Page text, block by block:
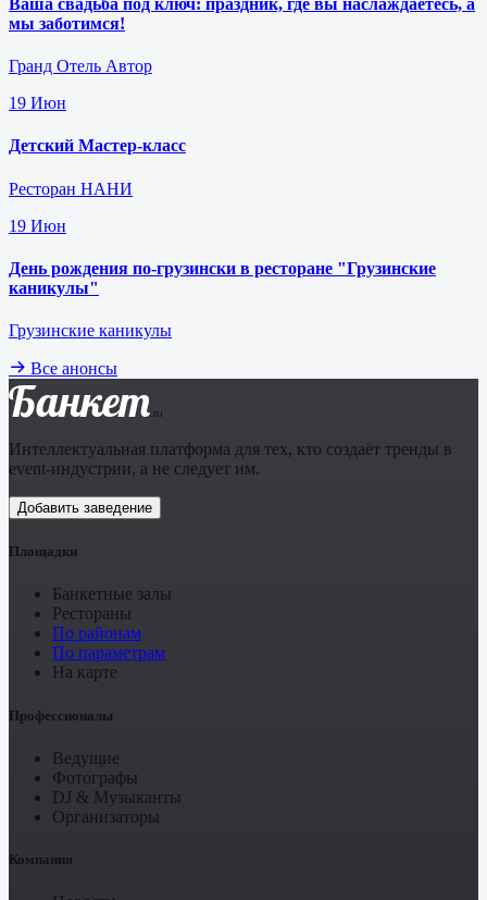
мы заботимся!
Гранд Отель Автор
19 Июн
Детский Мастер-класс
Ресторан НАНИ
19 Июн
День рождения по-грузински в ресторане "Грузинские
каникулы"
Грузинские каникулы
Все анонсы
Банкет .ru
Интеллектуальная платформа для тех, кто создаёт тренды в
event-индустрии, а не следует им.
Добавить заведение
Площадки
Банкетные залы
Рестораны
По районам
По параметрам
На карте
Профессионалы
Ведущие
Фотографы
DJ & Музыканты
Организаторы
Компания